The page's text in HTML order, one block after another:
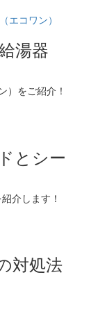
湯器
）をご紹介！
とシー
介します！
対処法